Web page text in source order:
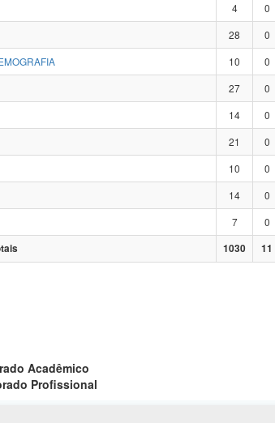
4 0
28 0
10 0
27 0
14 0
21 0
10 0
14 0
7 0
1030 11
Acadêmico
Profissional